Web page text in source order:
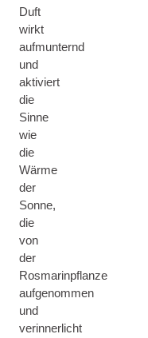
Duft
wirkt
aufmunternd
und
aktiviert
die
Sinne
wie
die
Wärme
der
Sonne,
die
von
der
Rosmarinpflanze
aufgenommen
und
verinnerlicht